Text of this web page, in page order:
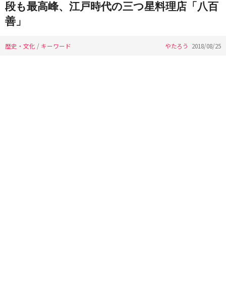
段も最高峰、江戸時代の三つ星料理店「八百
善」
歴史・文化 / キーワード やたろう 2018/08/25